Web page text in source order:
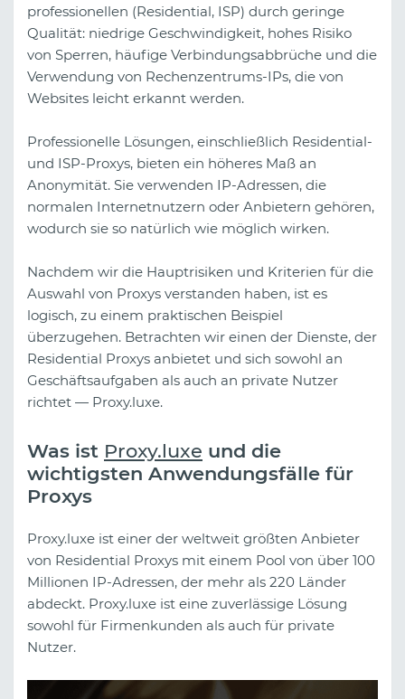
professionellen (Residential, ISP) durch geringe
Qualität: niedrige Geschwindigkeit, hohes Risiko
von Sperren, häufige Verbindungsabbrüche und die
Verwendung von Rechenzentrums-IPs, die von
Websites leicht erkannt werden.
Professionelle Lösungen, einschließlich Residential-
und ISP-Proxys, bieten ein höheres Maß an
Anonymität. Sie verwenden IP-Adressen, die
normalen Internetnutzern oder Anbietern gehören,
wodurch sie so natürlich wie möglich wirken.
Nachdem wir die Hauptrisiken und Kriterien für die
Auswahl von Proxys verstanden haben, ist es
logisch, zu einem praktischen Beispiel
überzugehen. Betrachten wir einen der Dienste, der
Residential Proxys anbietet und sich sowohl an
Geschäftsaufgaben als auch an private Nutzer
richtet — Proxy.luxe.
Was ist Proxy.luxe und die
wichtigsten Anwendungsfälle für
Proxys
Proxy.luxe ist einer der weltweit größten Anbieter
von Residential Proxys mit einem Pool von über 100
Millionen IP-Adressen, der mehr als 220 Länder
abdeckt. Proxy.luxe ist eine zuverlässige Lösung
sowohl für Firmenkunden als auch für private
Nutzer.